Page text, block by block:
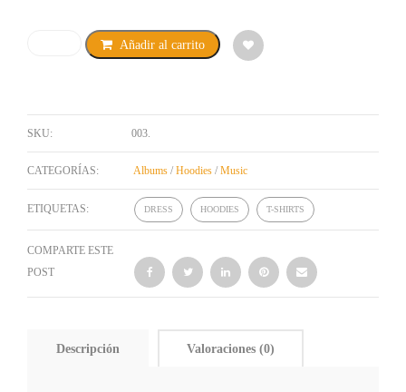
Añadir al carrito
SKU: 003.
CATEGORÍAS: Albums / Hoodies / Music
ETIQUETAS: DRESS HOODIES T-SHIRTS
COMPARTE ESTE
POST
Descripción Valoraciones (0)